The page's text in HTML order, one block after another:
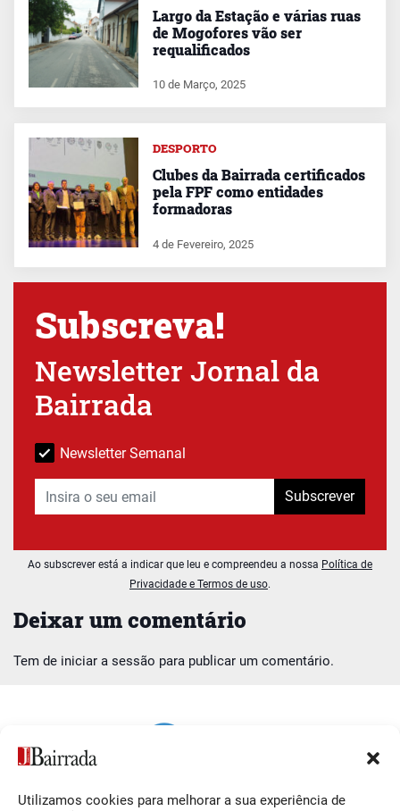
Utilizamos cookies para melhorar a sua experiência de
Deixar um comentário
Tem de iniciar a sessão para publicar um comentário.
Largo da Estação e várias ruas
de Mogofores vão ser
requalificados
10 de Março, 2025
DESPORTO
Clubes da Bairrada certificados
pela FPF como entidades
formadoras
4 de Fevereiro, 2025
Subscreva!
Newsletter Jornal da
Bairrada
Newsletter Semanal
Subscrever
Ao subscrever está a indicar que leu e compreendeu a nossa Política de
Privacidade e Termos de uso.